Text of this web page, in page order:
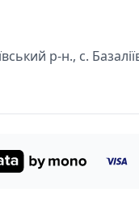
р-н., с.